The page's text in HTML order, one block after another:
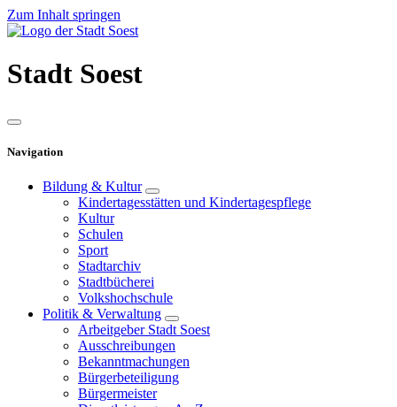
Zum Inhalt springen
Stadt Soest
Navigation
Bildung & Kultur
Kindertagesstätten und Kindertagespflege
Kultur
Schulen
Sport
Stadtarchiv
Stadtbücherei
Volkshochschule
Politik & Verwaltung
Arbeitgeber Stadt Soest
Ausschreibungen
Bekanntmachungen
Bürgerbeteiligung
Bürgermeister